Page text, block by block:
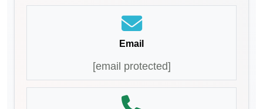
Email
[email protected]